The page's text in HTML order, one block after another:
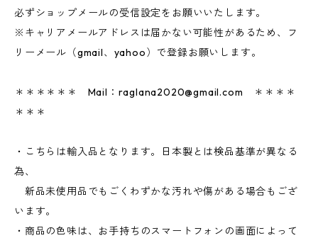
必ずショップメールの受信設定をお願いいたします。
※キャリアメールアドレスは届かない可能性があるため、フ
リーメール（gmail、yahoo）で登録お願いします。
＊＊＊＊＊＊ Mail： raglana2020@gmail.com ＊＊＊＊
＊＊＊
・こちらは輸入品となります。日本製とは検品基準が異なる
為、
新品未使用品でもごくわずかな汚れや傷がある場合もござ
います。
・商品の色味は、お手持ちのスマートフォンの画面によって